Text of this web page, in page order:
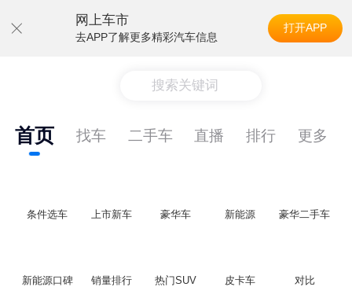
网上车市
去APP了解更多精彩汽车信息
打开APP
搜索关键词
首页 找车 二手车 直播 排行 更多
条件选车 上市新车 豪华车 新能源 豪华二手车
新能源口碑 销量排行 热门SUV 皮卡车 对比